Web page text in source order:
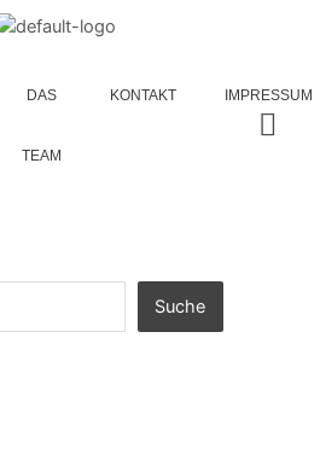
DAS
TEAM
KONTAKT IMPRESSUM
Suche